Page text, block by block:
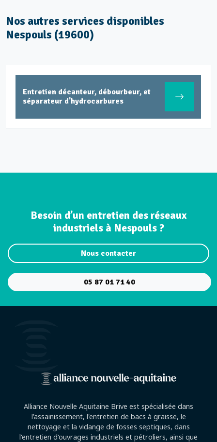
Nos autres services disponibles
Nespouls (19600)
Entretien décanteur, débourbeur, et
séparateur d'hydrocarbures
Besoin d’un entretien des réseaux
industriels à Nespouls ?
Nous contacter
05 87 01 71 40
Alliance Nouvelle Aquitaine Brive est spécialisée dans
l’assainissement, l'entretien de bacs à graisse, le
nettoyage et la vidange de fosses septiques, dans
l'entretien d'ouvrages industriels et pétroliers, ainsi que